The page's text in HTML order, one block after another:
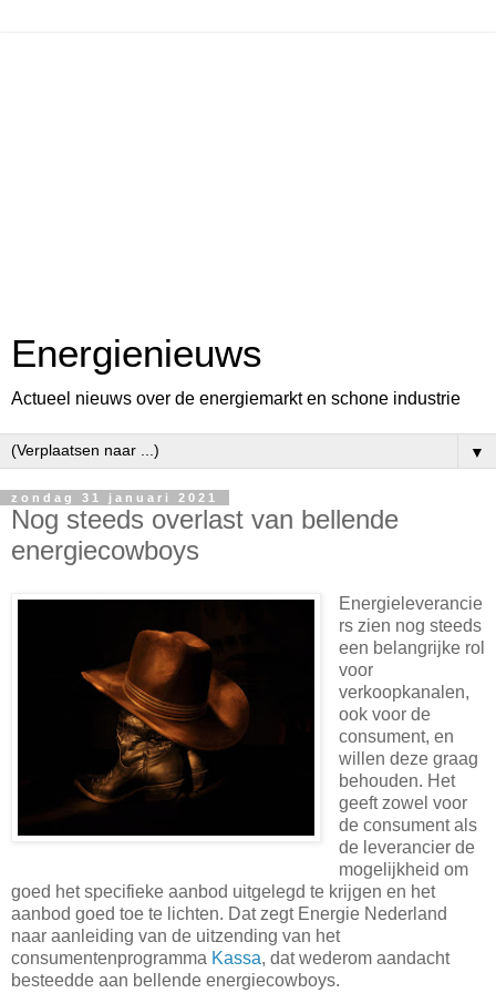
Energienieuws
Actueel nieuws over de energiemarkt en schone industrie
▼
zondag 31 januari 2021
Nog steeds overlast van bellende
energiecowboys
Energieleverancie
rs zien nog steeds
een belangrijke rol
voor
verkoopkanalen,
ook voor de
consument, en
willen deze graag
behouden. Het
geeft zowel voor
de consument als
de leverancier de
mogelijkheid om
goed het specifieke aanbod uitgelegd te krijgen en het
aanbod goed toe te lichten. Dat zegt Energie Nederland
naar aanleiding van de uitzending van het
consumentenprogramma Kassa, dat wederom aandacht
besteedde aan bellende energiecowboys.